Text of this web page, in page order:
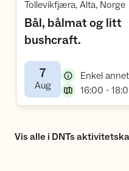
Tollevikfjæra, Alta, Norge,
Bål, bålmat og litt
bushcraft.
7
Aug,
Enkel annet,
16:00 -
Vis alle i DNTs